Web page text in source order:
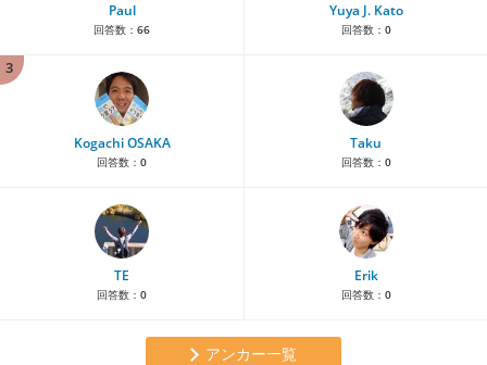
Paul
回答数： 66
Yuya J. Kato
回答数： 0
3
Kogachi OSAKA
回答数： 0
Taku
回答数： 0
TE
回答数： 0
Erik
回答数： 0
アンカー一覧